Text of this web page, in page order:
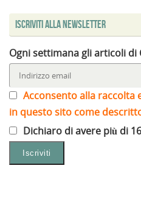
Iscriviti alla Newsletter
Ogni settimana gli articoli di
Acconsento alla raccolta
in questo sito come
Dichiaro di avere più di